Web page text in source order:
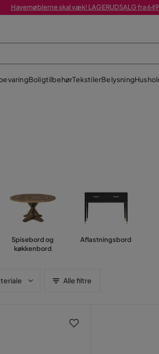
Havemøblerne skal væk! LAGERUDSALG fra
BoligtilbehørTekstilerBelysning
Spisebord og
køkkenbord
Aflastningsbord
Alle filtre